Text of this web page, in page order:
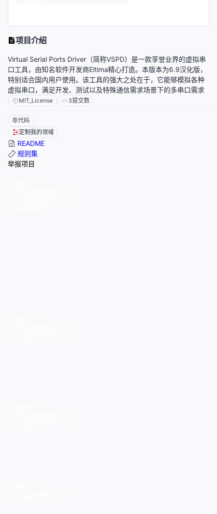
项目介绍
Virtual Serial Ports Driver（简称VSPD）是一款享誉业界的虚拟串
口工具，由知名软件开发商Eltima精心打造。本版本为6.9汉化版，
特别适合国内用户使用。该工具的强大之处在于，它能够模拟各种
虚拟串口，满足开发、测试以及特殊通信需求场景下的多串口需求
MIT_License 3提交数
非代码
定制我的领域
README
规则集
举报项目